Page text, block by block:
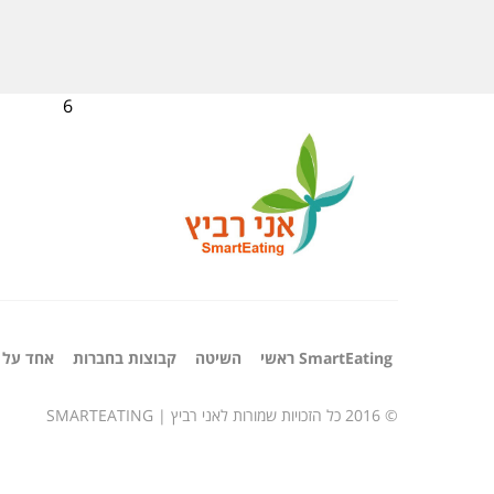
6
SmartEating ראשי השיטה קבוצות בחברות אחד
© 2016 כל הזכויות שמורות לאני רביץ | SMARTEATING